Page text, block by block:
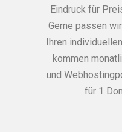
Eindruck für
Gerne passen
Ihren
kommen
und
für 1